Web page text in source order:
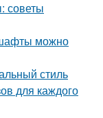
советы
можно
стиль
для каждого